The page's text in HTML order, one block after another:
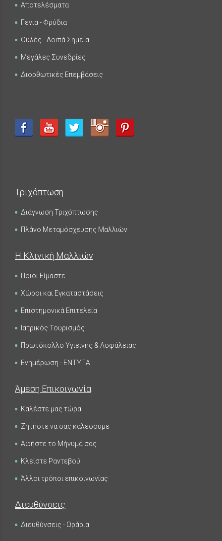
Αποτελέσματα
Γένια - Φρύδια
Ουλές - Λοιπά Σημεία
Μεγάλες Συνεδρίες
Διορθωτικές Επεμβάσεις
Τριχόπτωση
Διάγνωση Τριχόπτωσης
Πλάνο Μεταμόσχευσης Μαλλιών
Η Κλινική Μαλλιών
Ποιοι Είμαστε
Χώροι και Εγκαταστάσεις
Επιστημονικά Επιτελεία
Ιατρικός Τουρισμός
Πρωτόκολλο Υγιεινής & Ασφάλειας
Ενημέρωση - ΕΝΤΥΠΑ
Άμεση Επικοινωνία
Καλέστε μας τώρα
Ζητήστε να σας καλέσουμε
Αφήστε το Μήνυμά σας
Κλείστε Ραντεβού
Άλλοι τρόποι επικοινωνίας
Διευθύνσεις
Διευθύνσεις - Ωράρια